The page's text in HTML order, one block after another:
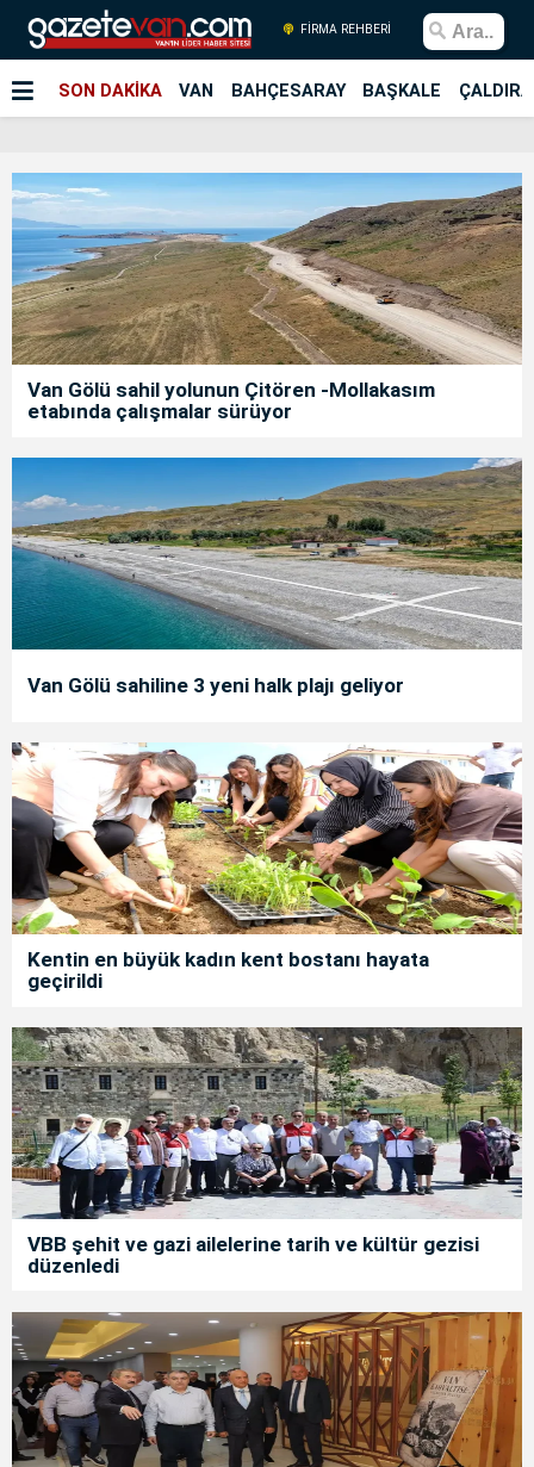
FİRMA REHBERİ
SON DAKİKA VAN BAHÇESARAY BAŞKALE
Van Gölü sahil yolunun Çitören -Mollakasım
etabında çalışmalar sürüyor
Van Gölü sahiline 3 yeni halk plajı geliyor
Kentin en büyük kadın kent bostanı hayata
geçirildi
VBB şehit ve gazi ailelerine tarih ve kültür gezisi
düzenledi